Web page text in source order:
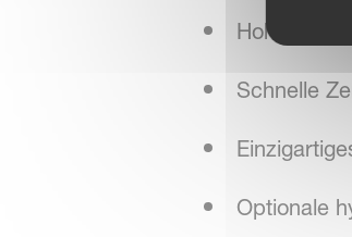
Hohe
Schnelle
Optionale